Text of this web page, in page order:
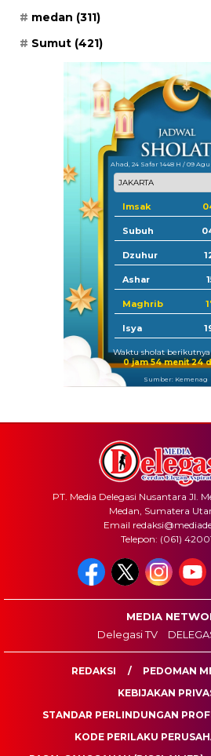
medan (311)
Sumut (421)
Ahad, 24 Safar 1448 H / 09
Imsak
Subuh
Dzuhur
Ashar
Maghrib
Isya
Waktu sholat
0 jam 54 menit 24
Sumber: Kemenag
PT. Media Delegasi Nusantara Jl.
Medan, Sumatera
Email
Telepon: (061)
MEDIA
Delegasi TV
REDAKSI
PEDOMAN
KEBIJAKAN
STANDAR PERLINDUNGAN
KODE PERILAKU